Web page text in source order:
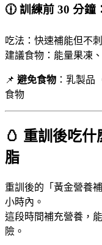
🕧 訓練前 30 分鐘
吃法：快速補能但不
建議食物：能量果凍
📌 避免食物 ：乳製品
食物
🥚 重訓後吃
脂
重訓後的「黃金營養
小時內。
這段時間補充營養，
險。